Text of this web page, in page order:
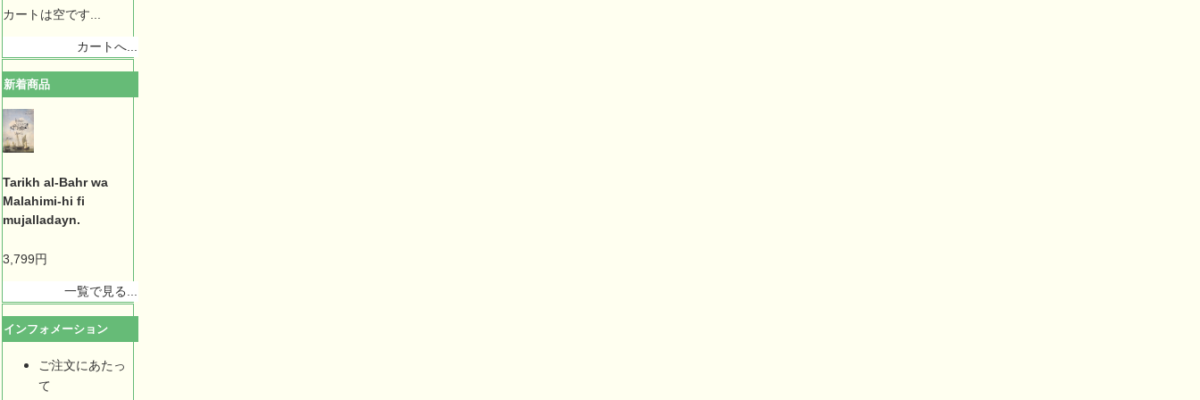
カートは空です...
カートへ...
新着商品
Tarikh al-Bahr wa
Malahimi-hi fi
mujalladayn.
3,799円
一覧で見る...
インフォメーション
ご注文にあたっ
て